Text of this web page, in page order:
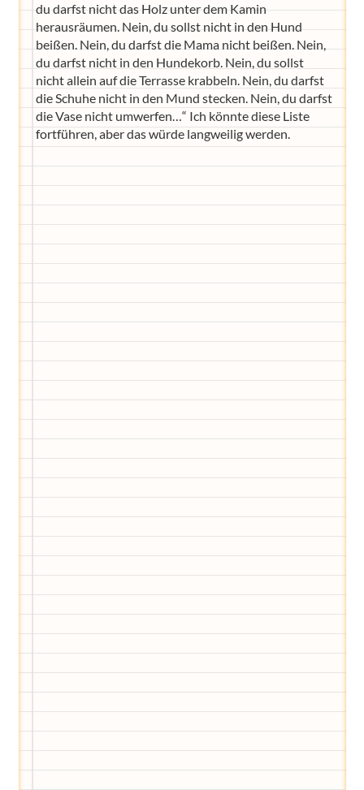
du darfst nicht das Holz unter dem Kamin
herausräumen. Nein, du sollst nicht in den Hund
beißen. Nein, du darfst die Mama nicht beißen. Nein,
du darfst nicht in den Hundekorb. Nein, du sollst
nicht allein auf die Terrasse krabbeln. Nein, du darfst
die Schuhe nicht in den Mund stecken. Nein, du darfst
die Vase nicht umwerfen…“ Ich könnte diese Liste
fortführen, aber das würde langweilig werden.